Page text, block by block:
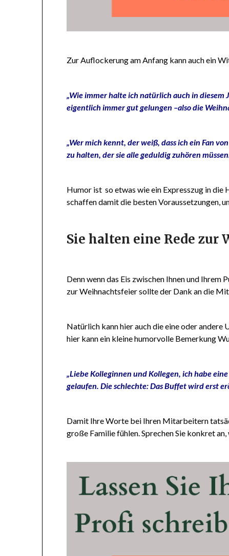
Zur Auflockerung am Anfang kann auch ein
„Wie immer halte ich natürlich auch in diesem
eigentlich immer gut gelungen –also die
„Wer mich kennt, der weiß, dass ich ein Fan
zu halten, der sie alle geduldig zuhören
Humor ist so etwas wie ein Expresszug in die
schaffen damit die besten Voraussetzungen,
Sie halten eine Rede zur
Denn wenn das Eis zwischen Ihnen und
zur Weihnachtsfeier sollte der Dank an die
Natürlich kann hier auch die eine oder
hier kann ein kleine humorvolle Bemerkung
„Liebe Kolleginnen und Kollegen, ich habe
gelaufen. Die schlechte: Das Buffet wird erst
Damit Ihre Worte bei Ihren Mitarbeitern
große Familie fühlen. Sprechen Sie konkret